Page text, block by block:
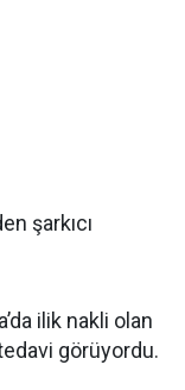
şarkıcı
ilik nakli olan
görüyordu.